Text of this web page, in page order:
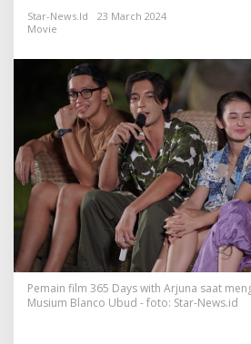
a
m
a
n
s
a
,
F
i
l
m
L
a
y
a
r
L
Star-News.id
23 March 2024
Movie
Pemain film 365 Days with Arjuna saat
Musium Blanco Ubud - foto: Star-News.id